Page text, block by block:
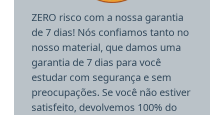
ZERO risco com a nossa garantia
de 7 dias! Nós confiamos tanto no
nosso material, que damos uma
garantia de 7 dias para você
estudar com segurança e sem
preocupações. Se você não estiver
satisfeito, devolvemos 100% do